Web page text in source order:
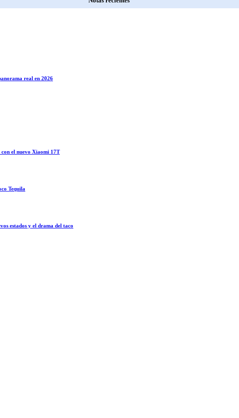
real en 2026
el nuevo Xiaomi 17T
Tequila
estados y el drama del taco